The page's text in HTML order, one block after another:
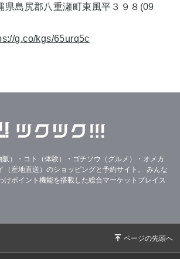
島尻郡八重瀬町東風平３９８(09
g.co/kgs/65urq5c
）・コト（体験）・ゴチソウ（グルメ）・オメカ
（産地直送）のショッピングと予約サイト。
みんな
けポイント機能を搭載した総合マーケットプレイス